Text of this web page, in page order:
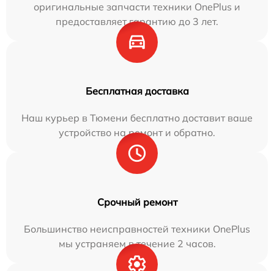
оригинальные запчасти техники OnePlus и
предоставляет гарантию до 3 лет.
Бесплатная доставка
Наш курьер в Тюмени бесплатно доставит ваше
устройство на ремонт и обратно.
Срочный ремонт
Большинство неисправностей техники OnePlus
мы устраняем в течение 2 часов.